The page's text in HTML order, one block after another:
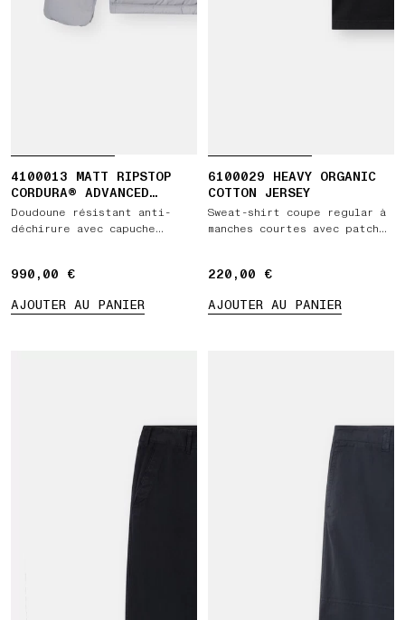
4100013 MATT RIPSTOP
CORDURA® ADVANCED
FABRICS
Doudoune résistant anti-
déchirure avec capuche
990,00 €
990,00 €
AJOUTER AU PANIER
6100029 HEAVY ORGANIC
COTTON JERSEY
Sweat-shirt coupe regular à
manches courtes avec patch
220,00 €
220,00 €
AJOUTER AU PANIER